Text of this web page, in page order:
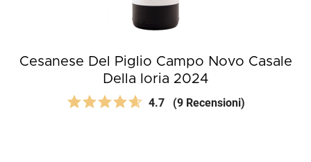
Cesanese Del Piglio Campo Novo Casale
Della Ioria 2024
4.7 (9 Recensioni)